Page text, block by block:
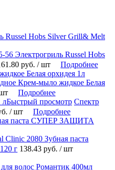
56 Электрогриль Russel Hobs
руб. / шт Подробнее
Крем-мыло жидкое Белая
Подробнее
Быстрый просмотр Спектр
/ шт Подробнее
Clinic 2080 Зубная паста
г 138.43 руб. / шт